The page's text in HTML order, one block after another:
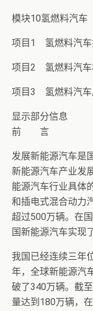
模块10氢燃料汽车
项目1 氢燃料汽
项目2 氢燃料汽
项目3 氢燃料汽
显示部分信息
前 言
发展新能源汽车是
新能源汽车产业发
能源汽车行业具体
和插电式混合动力
超过500万辆。在
国新能源汽车实现
我国已经连续三年
年，全球新能源汽
破了340万辆。截
量达到180万辆，